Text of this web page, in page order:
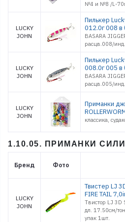
№4 и №8 /L-
LUCKY
JOHN
Пилькер
012.0г 008 в
BASARA
расцв.008/
LUCKY
JOHN
Пилькер
008.0г 005 в
BASARA
расцв.005/
LUCKY
JOHN
Приманки
классика,
1.10.05. ПРИМАНКИ
Бренд Фото
LUCKY
JOHN
Твистер LJ
FIRE TAIL
Твистор LJ 3D
дл. 17.50см/
упак 1шт.